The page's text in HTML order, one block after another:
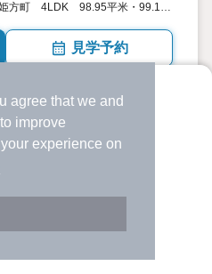
agree that we and
improve
experience on
すくなった
件探ししませんか？
図で物件検索
方町 4LDK 98.95平米・99.16
見学予約